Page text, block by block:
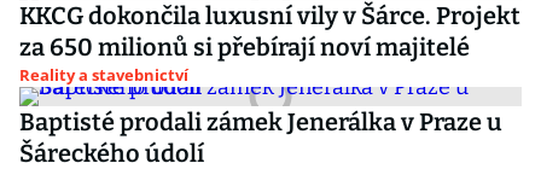
KKCG dokončila luxusní vily v Šárce. Projekt
za 650 milionů si přebírají noví majitelé
Reality a stavebnictví
Baptisté prodali zámek Jenerálka v Praze u
Šáreckého údolí